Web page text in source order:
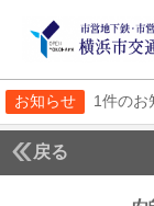
お知らせ 1件のお
戻る